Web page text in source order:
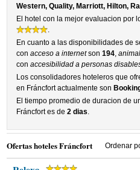
Western, Quality, Marriott, Hilton,
El hotel con la mejor evaluacion por
.
En cuanto a las disponibilidades de
conacceso a internetson194,
conaccesibilidad a personas
Los consolidadores hoteleros que
en Fráncfort actualmente son
El tiempo promedio de duracion de
Fráncfort es de2 dias.
Ofertas hoteles Fráncfort Ordenar